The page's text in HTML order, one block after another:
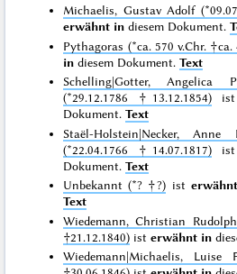
Michaelis, Gustav Adolf
erwähnt in diesem Dokument.
Pythagoras (*ca. 570 v.Chr. †ca.
in diesem Dokument.Text
Schelling|Gotter, Angelica
(*29.12.1786 †13.12.1854)
Dokument.Text
Staël-Holstein|Necker,
(*22.04.1766 †14.07.1817)
Dokument.Text
Unbekannt (*? †?) ist
Text
Wiedemann, Christian
†21.12.1840) isterwähnt in
Wiedemann|Michaelis, Luise